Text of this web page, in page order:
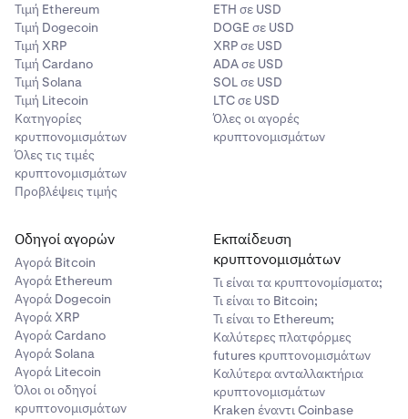
Τιμή Ethereum
Τιμή Dogecoin
Τιμή XRP
Τιμή Cardano
Τιμή Solana
Τιμή Litecoin
Κατηγορίες
κρυτπονομισμάτων
Όλες τις τιμές
κρυπτονομισμάτων
Προβλέψεις τιμής
ETH σε USD
DOGE σε USD
XRP σε USD
ADA σε USD
SOL σε USD
LTC σε USD
Όλες οι αγορές
κρυπτονομισμάτων
Οδηγοί αγορών
Αγορά Bitcoin
Αγορά Ethereum
Αγορά Dogecoin
Αγορά XRP
Αγορά Cardano
Αγορά Solana
Αγορά Litecoin
Όλοι οι οδηγοί
κρυπτονομισμάτων
Εκπαίδευση
κρυπτονομισμάτων
Τι είναι τα κρυπτονομίσματα;
Τι είναι το Bitcoin;
Τι είναι το Ethereum;
Καλύτερες πλατφόρμες
futures κρυπτονομισμάτων
Καλύτερα ανταλλακτήρια
κρυπτονομισμάτων
Kraken έναντι Coinbase